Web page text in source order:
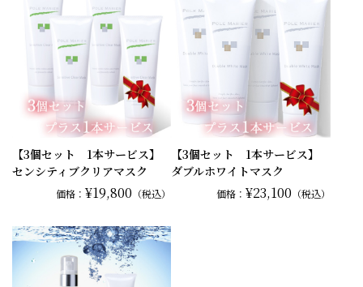
【3個セット 1本サービス】
センシティブクリアマスク
価格：¥19,800 （税込）
【3個セット 1本サービス】
ダブルホワイトマスク
価格： ¥23,100 （税込）